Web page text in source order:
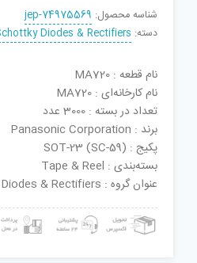
شناسه محصول: jep-74975569
دسته: Diodes & Rectifiers
نام قطعه : MA720
نام کارخانه‌ای : MA720
تعداد در بسته : 3000 عدد
برند : Panasonic Corporation
پکیج : SOT-23 (SC-59)
بسته‌بندی : Tape & Reel
عنوان گروه : Schottky Diodes & Rectifiers